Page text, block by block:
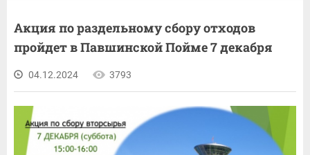
Акция по раздельному сбору отходов
пройдет в Павшинской Пойме 7 декабря
04.12.2024 3793